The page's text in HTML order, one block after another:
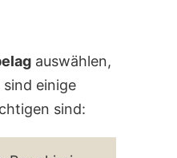
auswählen,
einige
sind: